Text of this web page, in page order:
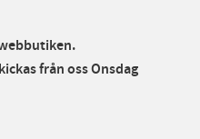
från oss Onsdag